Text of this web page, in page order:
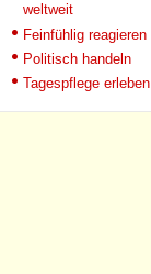
weltweit
Feinfühlig reagieren
Politisch handeln
Tagespflege erleben